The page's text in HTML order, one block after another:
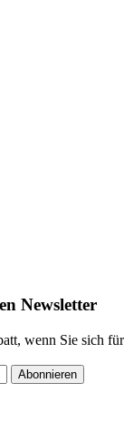
Newsletter
wenn Sie sich
Abonnieren